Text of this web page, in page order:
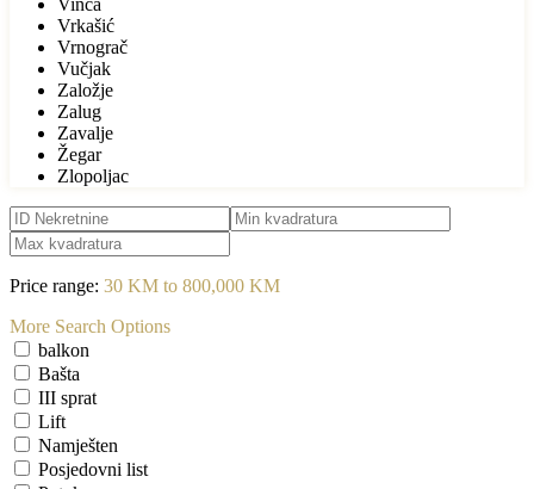
Vrkašić
Vrnograč
Vučjak
Založje
Zalug
Zavalje
Žegar
Zlopoljac
Price range: 30 KM to 800,000 KM
More Search Options
balkon
Bašta
III sprat
Lift
Namješten
Posjedovni list